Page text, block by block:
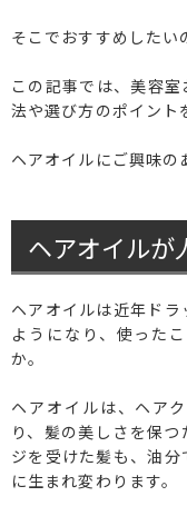
そこでおすすめしたい
この記事では、美容
法や選び方のポイント
ヘアオイルにご興味の
ヘアオイルが
ヘアオイルは近年ド
ようになり、使った
か。
ヘアオイルは、ヘア
り、髪の美しさを保
ジを受けた髪も、油
に生まれ変わります。